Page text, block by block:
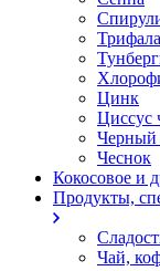
Трифала
Цинк
Циссус
Черный
Чеснок
Кокосовое и
Продукты,
Чай,